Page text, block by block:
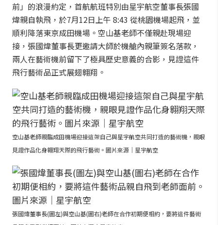
前」的浪漫約定，首航航班特別由星宇航空董事長張國
煒親自執飛，於7月12日上午 8:43 從桃園機場起飛，並
順利降落東京成田機場。空山基老師不僅親赴現場迎
接，張國煒董事長更邀請大師於機艙內親筆簽名落款，
兩人在藝術機前留下了極具歷史意義的合影，見證這件
飛行藝術品正式展翅翱翔。
空山基老師親臨成田機場迎接這架自己與星宇航空共同打造的藝術機，親眼
見證作品化身翱翔天際的飛行藝術。圖片來源｜星宇航空
張國煒董事長(圖左)與空山基(圖右)老師在合作初期便相約，要將這件藝術